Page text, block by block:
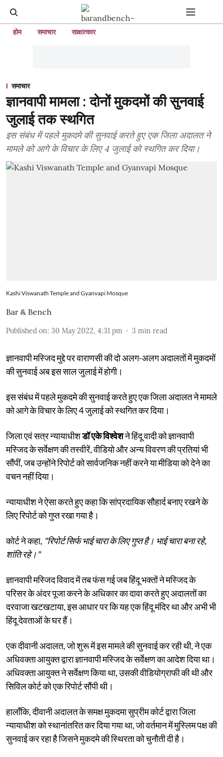
होम समाचार साक्षात्कार
समाचार
ज्ञानवापी मामला : दोनों मुकदमों की सुनवाई
जुलाई तक स्थगित
इस संबंध में पहले मुकदमे की सुनवाई करते हुए एक जिला अदालत ने
मामले को आगे के विचार के लिए 4 जुलाई को स्थगित कर दिया।
Kashi Viswanath Temple and Gyanvapi Mosque
Bar & Bench
Published on: 30 May 2022, 4:31 pm 3 min read
ज्ञानवापी मस्जिद मुद्दे पर वाराणसी की दो अलग-अलग अदालतों में मुकदमों
की सुनवाई अब इस साल जुलाई में होगी।
इस संबंध में पहले मुकदमे की सुनवाई करते हुए एक जिला अदालत ने मामले
को आगे के विचार के लिए 4 जुलाई को स्थगित कर दिया।
जिला एवं सत्र न्यायाधीशडॉ एके विश्वेशने हिंदू वादी को ज्ञानवापी
मस्जिद के सर्वेक्षण की तस्वीरें, वीडियो और अन्य विवरण की प्रतियां भी
सौंपीं, जब उन्होंने रिपोर्ट को सार्वजनिक नहीं करने या मीडिया को देने का
वचन नहीं दिया।
न्यायाधीश ने ऐसा करते हुए कहा कि सांप्रदायिक सौहार्द बनाए रखने के
लिए रिपोर्ट को गुप्त रखा गया है।
कोर्ट ने कहा, "रिपोर्ट सिर्फ भाई चारा के लिए गुप्त है। भाई चारा बना रहे,
शांति रहे।"
ज्ञानवापी मस्जिद विवाद में तब फंस गई जब हिंदू भक्तों ने मस्जिद के
परिसर के अंदर पूजा करने के अधिकार का दावा करते हुए अदालतों का
दरवाजा खटखटाया, इस आधार पर कि यह एक हिंदू मंदिर था और अभी भी
हिंदू देवताओं के घर हैं।
एक दीवानी अदालत, जो शुरू में इस मामले की सुनवाई कर रही थी, ने एक
अधिवक्ता आयुक्त द्वारा ज्ञानवापी मस्जिद के सर्वेक्षण का आदेश दिया था।
अधिवक्ता आयुक्त ने सर्वेक्षण किया था, उसकी वीडियोग्राफी की थी और
सिविल कोर्ट को एक रिपोर्ट सौंपी थी।
हालाँकि, दीवानी अदालत के समक्ष मुकदमा सुप्रीम कोर्ट द्वारा जिला
न्यायाधीश को स्थानांतरित कर दिया गया था, जो वर्तमान में मुस्लिम पक्ष की
सुनवाई कर रहा है जिसने मुकदमे की स्थिरता को चुनौती दी है।